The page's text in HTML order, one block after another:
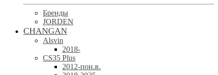
Бренды
JORDEN
CHANGAN
Alsvin
2018-
CS35 Plus
2012-пон.в.